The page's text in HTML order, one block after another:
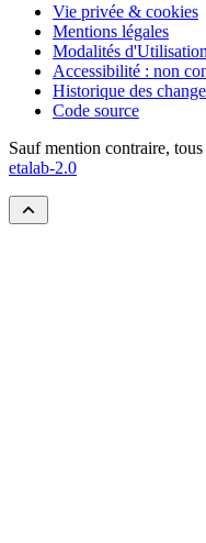
Vie privée & cookies
Mentions légales
Modalités d'Utilisation
Accessibilité : non
Historique des
Code source
Sauf mention contraire,
etalab-2.0